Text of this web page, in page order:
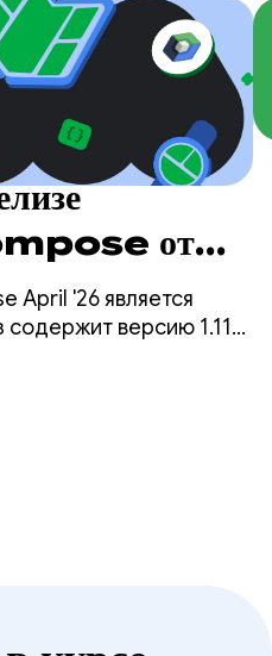
от
April '26 является
версию 1.11
(см. полное